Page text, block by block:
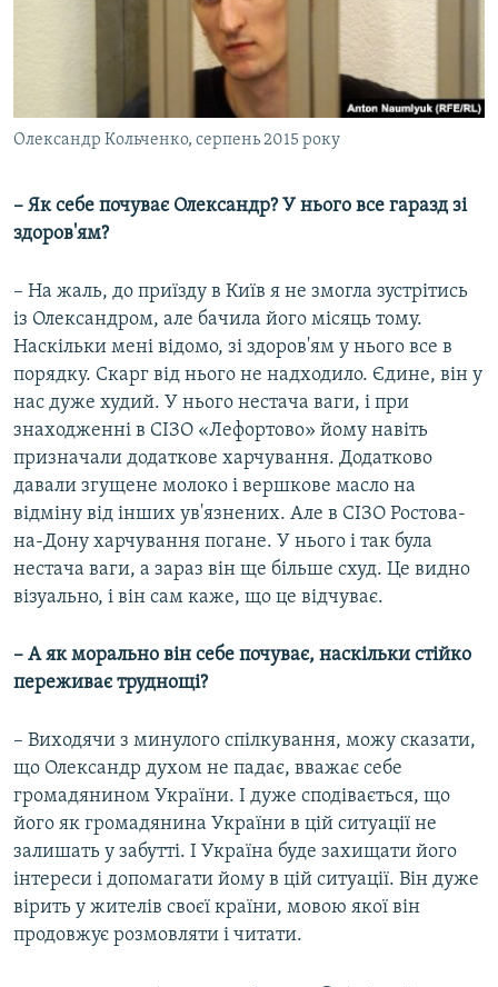
Олександр Кольченко, серпень 2015 року
– Як себе почуває Олександр? У нього все гаразд зі
здоров'ям?
– На жаль, до приїзду в Київ я не змогла зустрітись
із Олександром, але бачила його місяць тому.
Наскільки мені відомо, зі здоров'ям у нього все в
порядку. Скарг від нього не надходило. Єдине, він у
нас дуже худий. У нього нестача ваги, і при
знаходженні в СІЗО «Лефортово» йому навіть
призначали додаткове харчування. Додатково
давали згущене молоко і вершкове масло на
відміну від інших ув'язнених. Але в СІЗО Ростова-
на-Дону харчування погане. У нього і так була
нестача ваги, а зараз він ще більше схуд. Це видно
візуально, і він сам каже, що це відчуває.
– А як морально він себе почуває, наскільки стійко
переживає труднощі?
– Виходячи з минулого спілкування, можу сказати,
що Олександр духом не падає, вважає себе
громадянином України. І дуже сподівається, що
його як громадянина України в цій ситуації не
залишать у забутті. І Україна буде захищати його
інтереси і допомагати йому в цій ситуації. Він дуже
вірить у жителів своєї країни, мовою якої він
продовжує розмовляти і читати.